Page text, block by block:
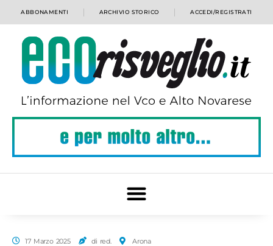
ABBONAMENTI ARCHIVIO STORICO ACCEDI/REGISTRATI
17 Marzo 2025 di red. Arona